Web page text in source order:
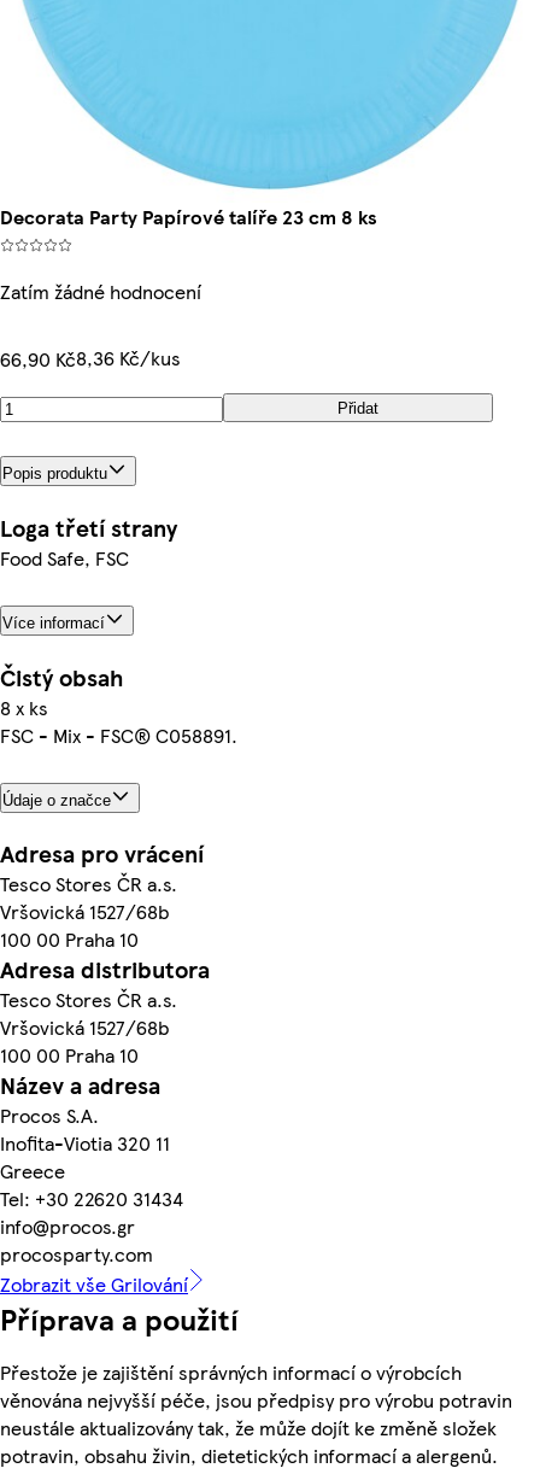
Decorata Party Papírové talíře 23 cm 8 ks
Zatím žádné hodnocení
66,90 Kč8,36 Kč/kus
Přidat
Popis produktu
Loga třetí strany
Food Safe, FSC
Více informací
Čistý obsah
8 x ks
FSC - Mix - FSC® C058891.
Údaje o značce
Adresa pro vrácení
Tesco Stores ČR a.s.
Vršovická 1527/68b
100 00 Praha 10
Adresa distributora
Tesco Stores ČR a.s.
Vršovická 1527/68b
100 00 Praha 10
Název a adresa
Procos S.A.
Inofita-Viotia 320 11
Greece
Tel: +30 22620 31434
info@procos.gr
procosparty.com
Zobrazit vše Grilování
Příprava a použití
Přestože je zajištění správných informací o výrobcích
věnována nejvyšší péče, jsou předpisy pro výrobu potravin
neustále aktualizovány tak, že může dojít ke změně složek
potravin, obsahu živin, dietetických informací a alergenů.